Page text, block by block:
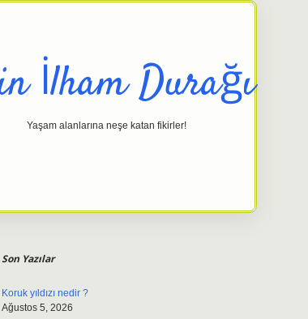
İlham Durağı
Yaşam alanlarına neşe katan fikirler!
Son Yazılar
Koruk yıldızı nedir ?
Ağustos 5, 2026